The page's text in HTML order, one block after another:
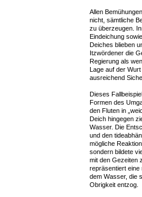
Allen
nicht, sämtliche
zu überzeugen.
Eindeichung
Deiches blieben
Itzwördener die
Regierung als
Lage auf der
ausreichend
Dieses
Formen des
den Fluten in
Deich hingegen
Wasser. Die
und den
mögliche
sondern bildete
mit den Gezeiten
repräsentiert eine
dem Wasser, die
Obrigkeit entzog.